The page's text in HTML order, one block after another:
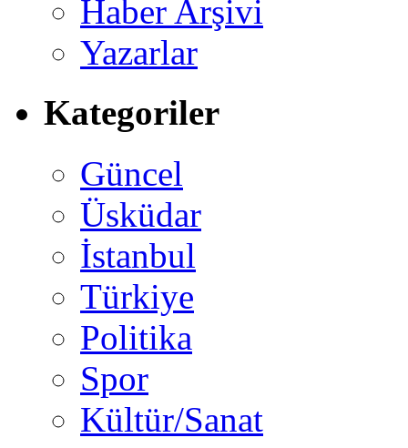
Haber Arşivi
Yazarlar
Kategoriler
Güncel
Üsküdar
İstanbul
Türkiye
Politika
Spor
Kültür/Sanat